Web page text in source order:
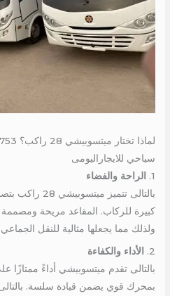
سياحي للايجاراليومى
1.
الراحة والفضاء
بالتالى تتميز
كبيرة للركاب. المقاعد مريحة ومصممة
ولذلك مما يجعلها مثالية للنقل
2.
الأداء والكفاءة
بالتالى تقدم ميتسوبيشي أداءً ممتازًا
بمحرك قوي يضمن قيادة سلسة. بالتالى